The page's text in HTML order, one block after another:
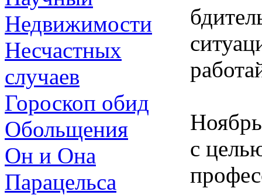
Недвижимости
Несчастных
случаев
Гороскоп обид
Обольщения
Он и Она
Парацельса
с